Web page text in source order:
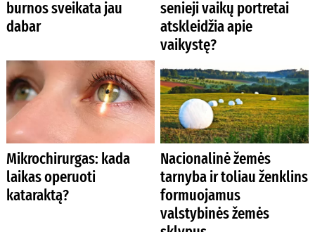
burnos sveikata jau
dabar
senieji vaikų portretai
atskleidžia apie
vaikystę?
Mikrochirurgas: kada
laikas operuoti
kataraktą?
Nacionalinė žemės
tarnyba ir toliau ženklins
formuojamus
valstybinės žemės